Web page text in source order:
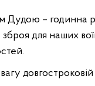
– годинна
для наших
довгостроковій